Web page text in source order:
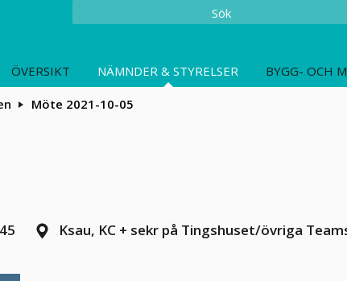
Sök
ÖVERSIKT NÄMNDER & STYRELSER BYGG- OCH
Möte 2021-10-05
Ksau, KC + sekr på Tingshuset/övriga